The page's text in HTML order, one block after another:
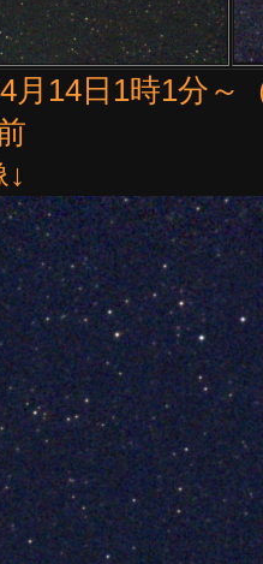
月14日1時1分